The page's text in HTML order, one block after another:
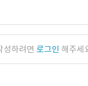
성하려면 로그인 해주세